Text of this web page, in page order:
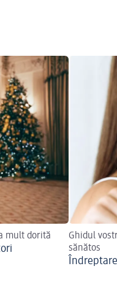
mult dorită
Ghidul
sănătos